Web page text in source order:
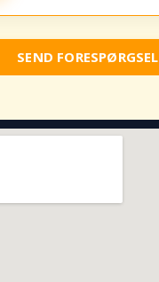
SEND FORESPØRGSEL